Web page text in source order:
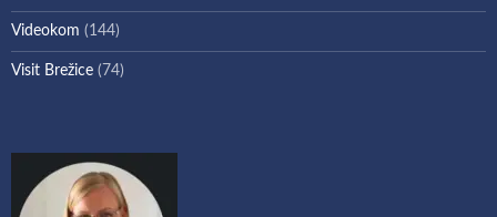
Videokom (144)
Visit Brežice (74)